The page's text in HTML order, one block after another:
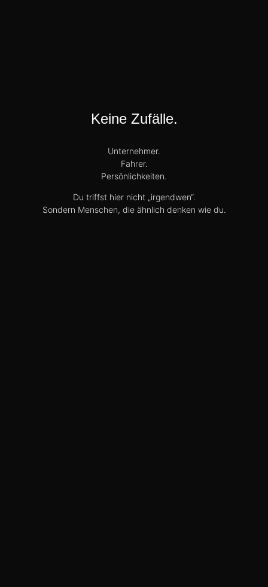
Keine Zufälle.
Unternehmer.
Fahrer.
Persönlichkeiten.
Du triffst hier nicht „irgendwen“.
Sondern Menschen, die ähnlich denken wie du.